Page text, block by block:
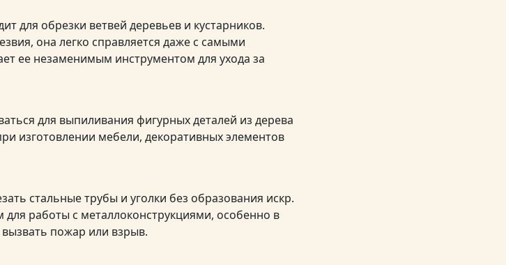
для обрезки ветвей деревьев и кустарников.
она легко справляется даже с самыми
ее незаменимым инструментом для ухода за
для выпиливания фигурных деталей из дерева
изготовлении мебели, декоративных элементов
стальные трубы и уголки без образования искр.
работы с металлоконструкциями, особенно в
пожар или взрыв.